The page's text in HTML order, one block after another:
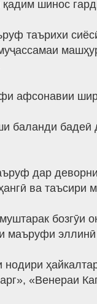
шинос
таърихи
афсонавии
баланди
дар
ва
бозгӯи
маъруфи
нодири
«Венераи